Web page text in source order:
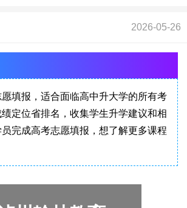
2026-05-26
填报，适合面临高中升大学的所有考
定位省排名，收集学生升学建议和相
完成高考志愿填报，想了解更多课程